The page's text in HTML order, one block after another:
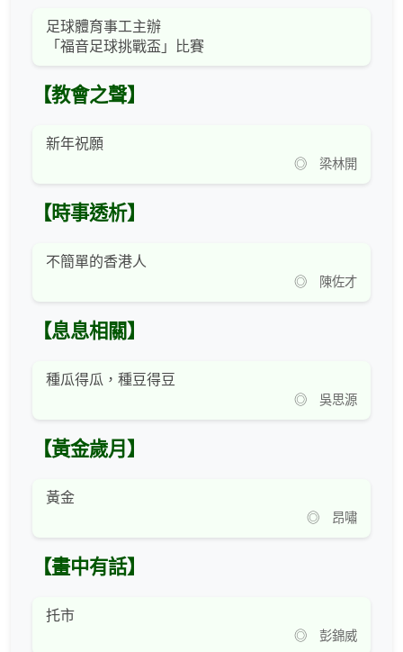
足球體育事工主辦
「福音足球挑戰盃」比賽
【教會之聲】
新年祝願
◎ 梁林開
【時事透析】
不簡單的香港人
◎ 陳佐才
【息息相關】
種瓜得瓜，種豆得豆
◎ 吳思源
【黃金歲月】
黃金
◎ 昂嘯
【畫中有話】
托市
◎ 彭錦威